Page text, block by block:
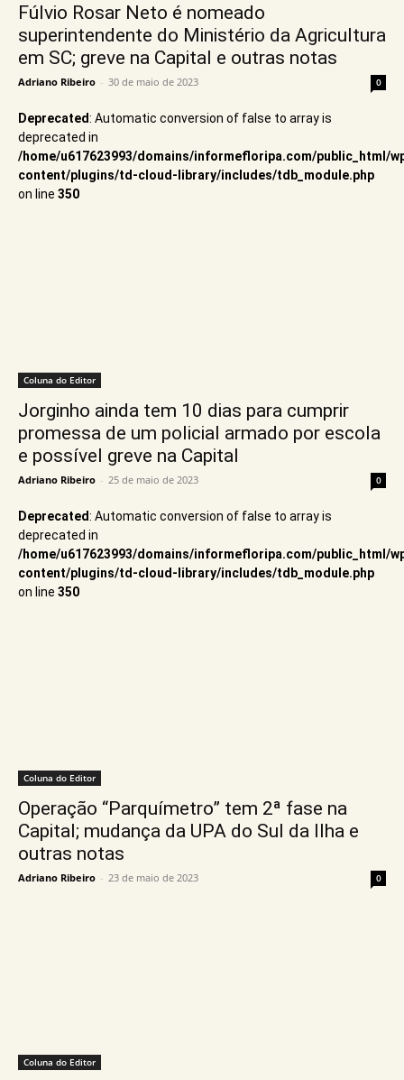
Fúlvio Rosar Neto é nomeado
superintendente do Ministério da Agricultura
em SC; greve na Capital e outras notas
Adriano Ribeiro - 30 de maio de 2023 0
Coluna do Editor
Deprecated: Automatic conversion of false to array is
deprecated in
/home/u617623993/domains/informefloripa.com/public_html/
content/plugins/td-cloud-library/includes/tdb_module.php
on line 350
Jorginho ainda tem 10 dias para cumprir
promessa de um policial armado por escola
e possível greve na Capital
Adriano Ribeiro - 25 de maio de 2023 0
Coluna do Editor
Deprecated: Automatic conversion of false to array is
deprecated in
/home/u617623993/domains/informefloripa.com/public_html/
content/plugins/td-cloud-library/includes/tdb_module.php
on line 350
Operação “Parquímetro” tem 2ª fase na
Capital; mudança da UPA do Sul da Ilha e
outras notas
Adriano Ribeiro - 23 de maio de 2023 0
Coluna do Editor